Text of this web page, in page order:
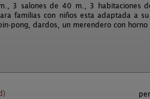
3 salones de 40 m., 3 habitaciones
familias con niños esta adaptada a
pong, dardos, un merendero con horno